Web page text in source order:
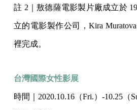
註 2｜敖德薩電影製片廠成立於
立的電影製作公司，Kira
裡完成。
台灣國際女性影展
時間｜2020.10.16（Fri.）-10.25（